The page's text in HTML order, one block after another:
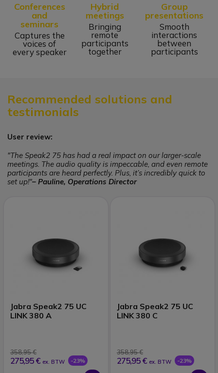
Conferences
and
seminars
Captures the
voices of
every speaker
Hybrid
meetings
Bringing
remote
participants
together
Group
presentations
Smooth
interactions
between
participants
Recommended solutions and
testimonials
User review:
"The Speak2 75 has had a real impact on our larger-scale
meetings. The audio quality is impeccable, and even remote
participants are heard perfectly. Plus, it’s incredibly quick to
set up!"– Pauline, Operations Director
Jabra Speak2 75 UC
LINK 380 A
358,95 €
275,95 € ex. BTW -23%
Jabra Speak2 75 UC
LINK 380 C
358,95 €
275,95 € ex. BTW -23%